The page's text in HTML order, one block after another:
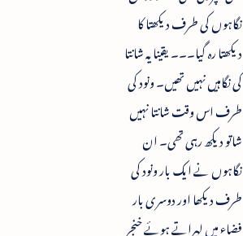
نگاہوں کی طرف دیکھتا کا
دیکھتا رہ گیا۔۔۔ یقینا یہ شانتا
کی نگاہیں نہیں تھیں۔ ونود کی
طرف اس وقت شانتا نہیں
شاتو دیکھ رہی تھی۔ ان
نگاہوں نے ایک بار ونود کی
طرف دیکھا اور دوسری بار
فضاء میں لہراتے ہوئے خنجر